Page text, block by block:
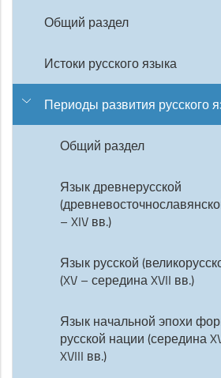
Общий раздел
Истоки русского языка
Периоды развития русского
Общий раздел
Язык древнерусской
– XIV вв.)
Язык русской
(XV – середина XVII вв.)
Язык начальной эпохи
русской нации (середина
XVIII вв.)